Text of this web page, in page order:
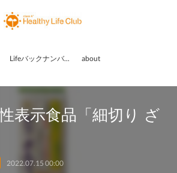
Lifeバックナンバー about
表示食品「細切り ざ
2022.07.15 00:00